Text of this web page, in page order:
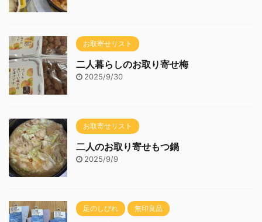
お取寄せリスト
二人暮らしのお取り寄せ梅
2025/9/30
お取寄せリスト
二人のお取り寄せもつ鍋
2025/9/9
足のしびれ 無印良品